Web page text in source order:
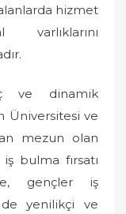
hizmet
ve dinamik
Üniversitesi ve
mezun olan
bulma fırsatı
gençler iş
de yenilikçi ve